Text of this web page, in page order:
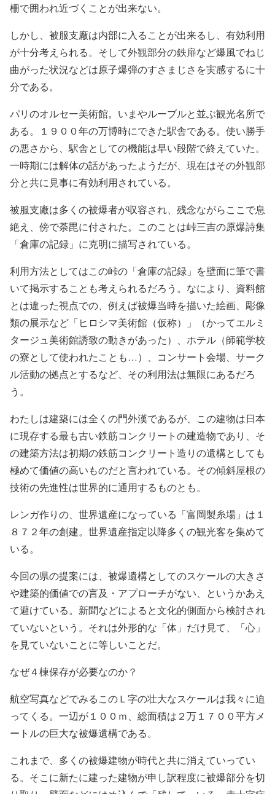
柵で囲われ近づくことが出来ない。
しかし、被服支廠は内部に入ることが出来るし、有効利用
が十分考えられる。そして外観部分の鉄扉など爆風でねじ
曲がった状況などは原子爆弾のすさまじさを実感するに十
分である。
パリのオルセー美術館。いまやルーブルと並ぶ観光名所で
ある。１９００年の万博時にできた駅舎である。使い勝手
の悪さから、駅舎としての機能は早い段階で終えていた。
一時期には解体の話があったようだが、現在はその外観部
分と共に見事に有効利用されている。
被服支廠は多くの被爆者が収容され、残念ながらここで息
絶え、傍で荼毘に付された。このことは峠三吉の原爆詩集
「倉庫の記録」に克明に描写されている。
利用方法としてはこの峠の「倉庫の記録」を壁面に筆で書
いて掲示することも考えられるだろう。なにより、資料館
とは違った視点での、例えば被爆当時を描いた絵画、彫像
類の展示など「ヒロシマ美術館（仮称）」（かってエルミ
タージュ美術館誘致の動きがあった）、ホテル（師範学校
の寮として使われたことも…）、コンサート会場、サーク
ル活動の拠点とするなど、その利用法は無限にあるだろ
う。
わたしは建築には全くの門外漢であるが、この建物は日本
に現存する最も古い鉄筋コンクリートの建造物であり、そ
の建築方法は初期の鉄筋コンクリート造りの遺構としても
極めて価値の高いものだと言われている。その傾斜屋根の
技術の先進性は世界的に通用するものとも。
レンガ作りの、世界遺産になっている「富岡製糸場」は１
８７２年の創建。世界遺産指定以降多くの観光客を集めて
いる。
今回の県の提案には、被爆遺構としてのスケールの大きさ
や建築的価値での言及・アプローチがない、というかあえ
て避けている。新聞などによると文化的側面から検討され
ていないという。それは外形的な「体」だけ見て、「心」
を見ていないことに等しいことだ。
なぜ４棟保存が必要なのか？
航空写真などでみるこのＬ字の壮大なスケールは我々に迫
ってくる。一辺が１００ｍ、総面積は２万１７００平方メ
ートルの巨大な被爆遺構である。
これまで、多くの被爆建物が時代と共に消えていってい
る。そこに新たに建った建物が申し訳程度に被爆部分を切